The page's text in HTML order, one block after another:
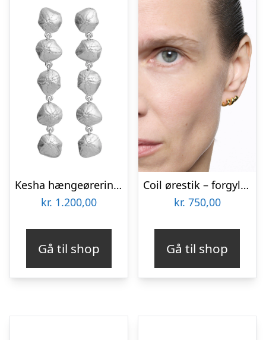
Kesha hængeøreringe – sølv
kr. 1.200,00
Gå til shop
Coil ørestik – forgyldt
kr. 750,00
Gå til shop